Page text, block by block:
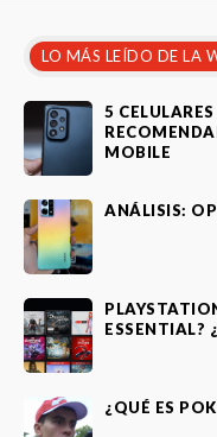
LO MÁS LEÍDO DE LA
5
MOBILE
ANÁLISIS:
ESSENTIAL?
¿QUÉ ES